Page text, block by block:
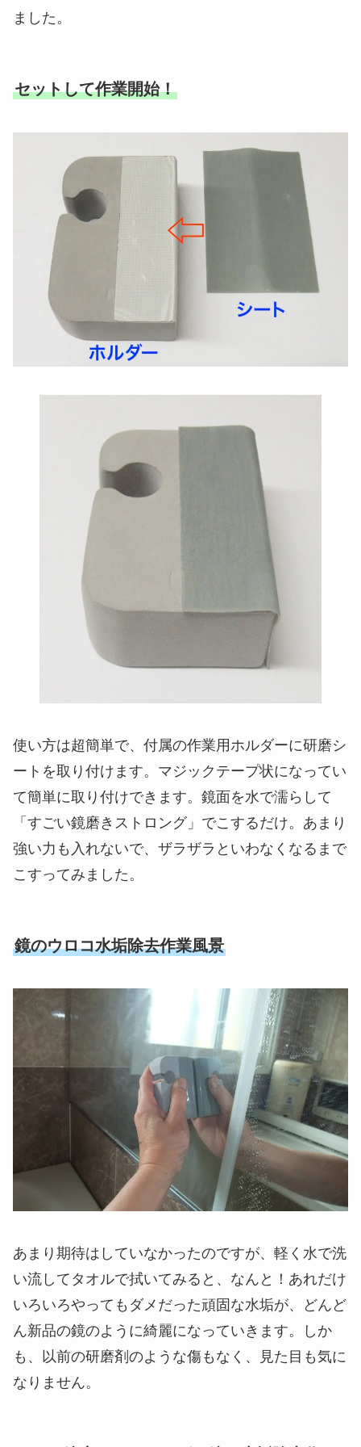
ました。
セットして作業開始！
使い方は超簡単で、付属の作業用ホルダーに研磨シ
ートを取り付けます。マジックテープ状になってい
て簡単に取り付けできます。鏡面を水で濡らして
「すごい鏡磨きストロング」でこするだけ。あまり
強い力も入れないで、ザラザラといわなくなるまで
こすってみました。
鏡のウロコ水垢除去作業風景
あまり期待はしていなかったのですが、軽く水で洗
い流してタオルで拭いてみると、なんと！あれだけ
いろいろやってもダメだった頑固な水垢が、どんど
ん新品の鏡のように綺麗になっていきます。しか
も、以前の研磨剤のような傷もなく、見た目も気に
なりません。